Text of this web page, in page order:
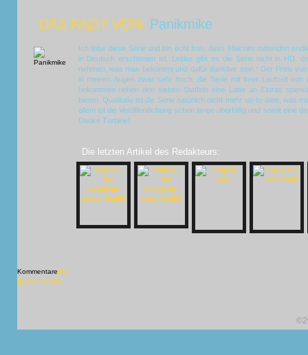
DAS FAZIT VON: Panikmike
Ich liebe diese Serie und bin echt froh, dass Malcolm mittendrin
in Deutsch erschienen ist. Leider gibt es die Serie nicht in HD,
nehmen, was man bekommt und dafür dankbar sein.“ Der Preis
in meinen Augen zwar sehr hoch, die Serie mit ihrer Laufzeit
bekommen neben den sieben Staffeln eine Latte an Extras
bieten. Qualitativ ist die Serie natürlich nicht mehr up-to-date, was
allem ist die Veröffentlichung schon lange überfällig und somit eine
Danke Turbine!
Die letzten Artikel des Redakteurs:
Kommentare[X]
[X] schließen